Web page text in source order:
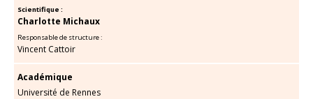
Scientifique :
Charlotte Michaux
Responsable de structure :
Vincent Cattoir
Académique
Université de Rennes